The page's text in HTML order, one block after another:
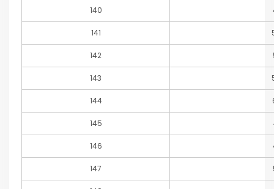
140
141
142
143
144
145
146
147